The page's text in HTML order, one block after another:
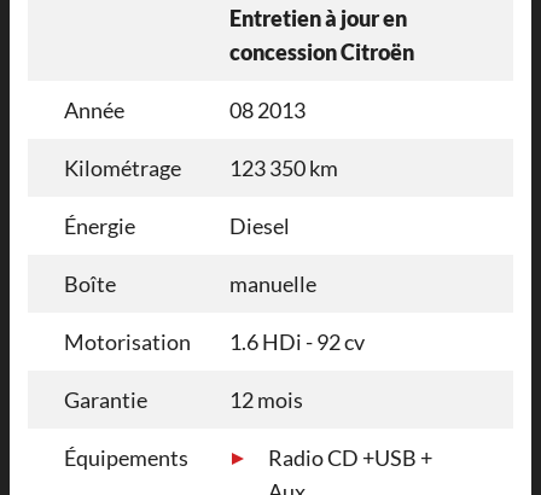
Entretien à jour en
concession Citroën
Année 08 2013
Kilométrage 123 350 km
Énergie Diesel
Boîte manuelle
Motorisation 1.6 HDi - 92 cv
Garantie 12 mois
Équipements
Radio CD +USB +